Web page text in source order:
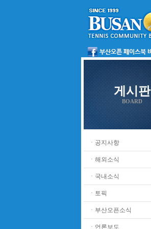
게시판
BOARD
ㆍ공지사항
ㆍ해외소식
ㆍ국내소식
ㆍ토픽
ㆍ부산오픈소식
ㆍ언론보도